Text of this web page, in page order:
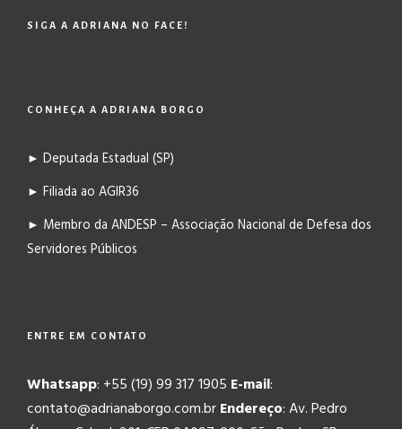
SIGA A ADRIANA NO FACE!
CONHEÇA A ADRIANA BORGO
► Deputada Estadual (SP)
► Filiada ao AGIR36
► Membro da ANDESP – Associação Nacional de Defesa dos
Servidores Públicos
ENTRE EM CONTATO
Whatsapp: +55 (19) 99 317 1905 E-mail:
contato@adrianaborgo.com.brEndereço: Av. Pedro